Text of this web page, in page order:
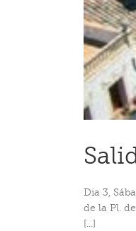
Dia 3,
de la Pl.
[...]